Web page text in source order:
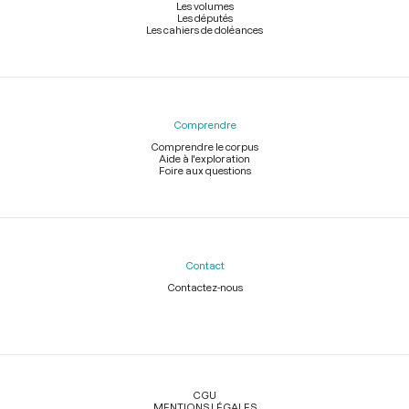
Les volumes
Les députés
Les cahiers de doléances
Comprendre
Comprendre le corpus
Aide à l'exploration
Foire aux questions
Contact
Contactez-nous
Légal
CGU